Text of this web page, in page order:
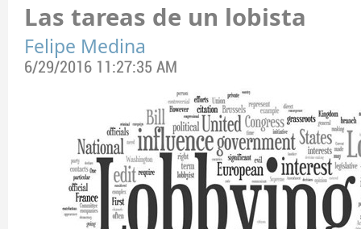
Las tareas de un lobista
Felipe Medina
6/29/2016 11:27:35 AM